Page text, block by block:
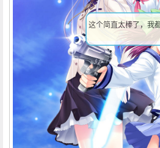
这个简直太棒了，我